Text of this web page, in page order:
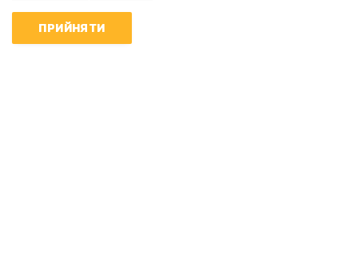
ПРИЙНЯТИ